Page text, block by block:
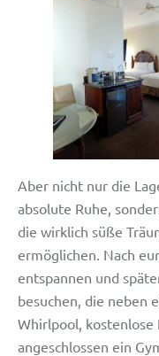
Aber nicht nur die
absolute Ruhe,
die wirklich süße
ermöglichen. Nach
entspannen und
besuchen, die neben
Whirlpool, kostenlose
angeschlossen ein